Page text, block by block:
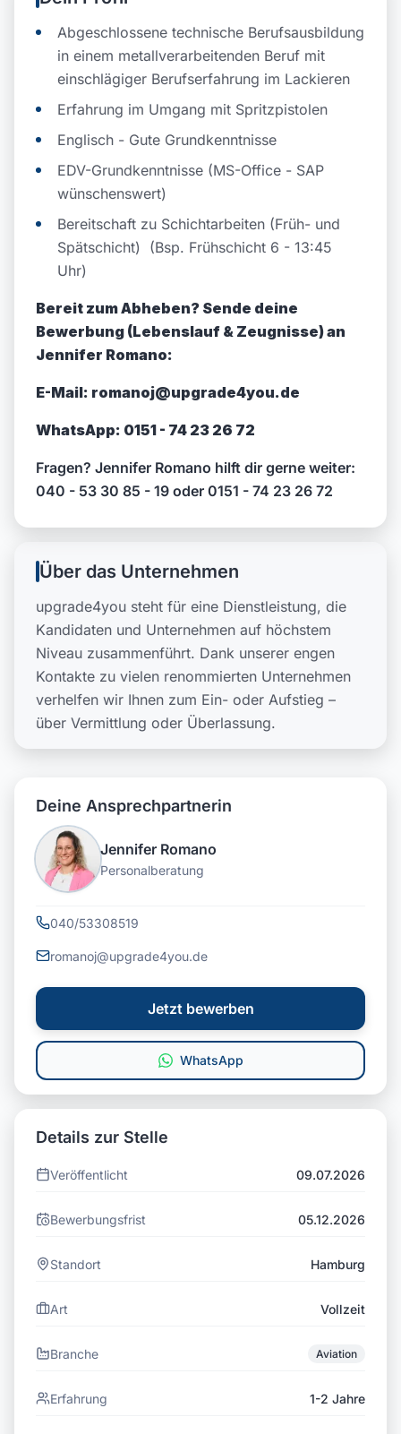
Abgeschlossene technische Berufsausbildung
in einem metallverarbeitenden Beruf mit
einschlägiger Berufserfahrung im Lackieren
Erfahrung im Umgang mit Spritzpistolen
Englisch - Gute Grundkenntnisse
EDV-Grundkenntnisse (MS-Office - SAP
wünschenswert)
Bereitschaft zu Schichtarbeiten (Früh- und
Spätschicht) (Bsp. Frühschicht 6 - 13:45
Uhr)
Bereit zum Abheben? Sende deine
Bewerbung (Lebenslauf & Zeugnisse) an
Jennifer Romano:
E-Mail: romanoj@upgrade4you.de
WhatsApp: 0151 - 74 23 26 72
Fragen? Jennifer Romano hilft dir gerne weiter:
040 - 53 30 85 - 19 oder 0151 - 74 23 26 72
Über das Unternehmen
upgrade4you steht für eine Dienstleistung, die
Kandidaten und Unternehmen auf höchstem
Niveau zusammenführt. Dank unserer engen
Kontakte zu vielen renommierten Unternehmen
verhelfen wir Ihnen zum Ein- oder Aufstieg –
über Vermittlung oder Überlassung.
Deine Ansprechpartnerin
Jennifer Romano
Personalberatung
040/53308519
romanoj@upgrade4you.de
Jetzt bewerben
WhatsApp
Details zur Stelle
Veröffentlicht 09.07.2026
Bewerbungsfrist 05.12.2026
Standort Hamburg
Art Vollzeit
Branche Aviation
Erfahrung 1-2 Jahre